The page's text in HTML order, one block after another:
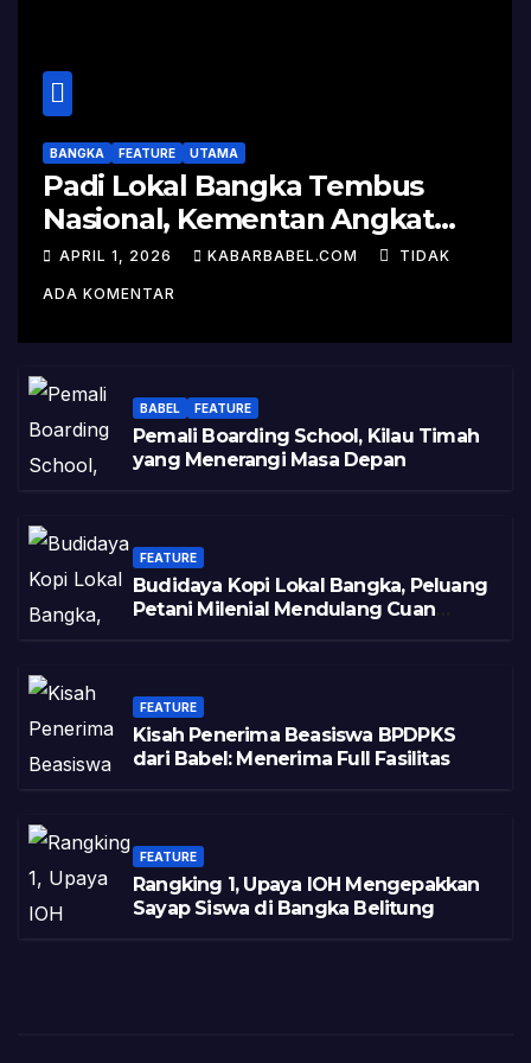
BANGKA FEATURE UTAMA
Padi Lokal Bangka Tembus
Nasional, Kementan Angkat
Kisah Sukses Pelepasan
Varietas
APRIL 1, 2026 KABARBABEL.COM TIDAK
ADA KOMENTAR
BABEL FEATURE
Pemali Boarding School, Kilau Timah
yang Menerangi Masa Depan
FEATURE
Budidaya Kopi Lokal Bangka, Peluang
Petani Milenial Mendulang Cuan
FEATURE
Kisah Penerima Beasiswa BPDPKS
dari Babel: Menerima Full Fasilitas
FEATURE
Rangking 1, Upaya IOH Mengepakkan
Sayap Siswa di Bangka Belitung